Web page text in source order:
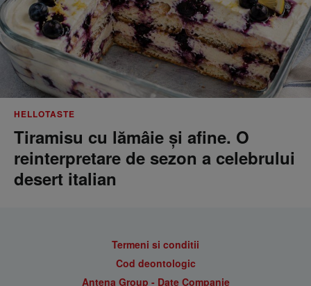
HELLOTASTE
Tiramisu cu lămâie și afine. O
reinterpretare de sezon a celebrului
desert italian
Termeni si conditii
Cod deontologic
Antena Group - Date Companie